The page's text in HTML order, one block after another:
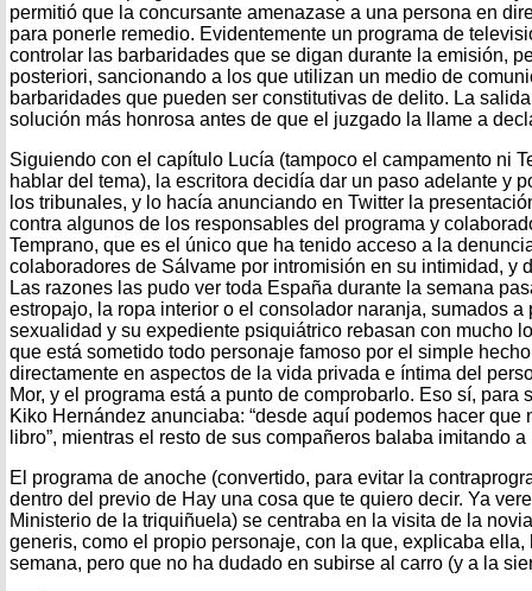
permitió que la concursante amenazase a una persona en
para ponerle remedio. Evidentemente un programa de
controlar las barbaridades que se digan durante la emisión,
posteriori, sancionando a los que utilizan un medio de
barbaridades que pueden ser constitutivas de delito. La
solución más honrosa antes de que el juzgado la llame a
Siguiendo con el capítulo Lucía (tampoco el campamento ni
hablar del tema), la escritora decidía dar un paso adelante y
los tribunales, y lo hacía anunciando en Twitter la
contra algunos de los responsables del programa y
Temprano, que es el único que ha tenido acceso a la
colaboradores de Sálvame por intromisión en su intimidad, y
Las razones las pudo ver toda España durante la semana
estropajo, la ropa interior o el consolador naranja, sumados a
sexualidad y su expediente psiquiátrico rebasan con mucho
que está sometido todo personaje famoso por el simple
directamente en aspectos de la vida privada e íntima del
Mor, y el programa está a punto de comprobarlo. Eso sí, para
Kiko Hernández anunciaba: “desde aquí podemos hacer que
libro”, mientras el resto de sus compañeros balaba imitando
El programa de anoche (convertido, para evitar la
dentro del previo de Hay una cosa que te quiero decir. Ya
Ministerio de la triquiñuela) se centraba en la visita de la
generis, como el propio personaje, con la que, explicaba ella,
semana, pero que no ha dudado en subirse al carro (y a la